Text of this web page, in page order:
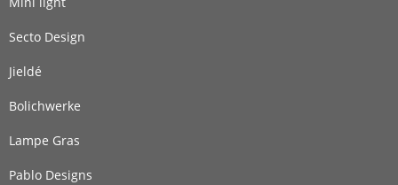
Secto Design
Jieldé
Bolichwerke
Lampe Gras
Pablo Designs